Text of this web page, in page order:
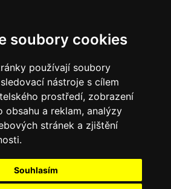
soubory cookies
používají soubory
nástroje s cílem
prostředí, zobrazení
obsahu a reklam, analýzy
stránek a zjištění
Souhlasím